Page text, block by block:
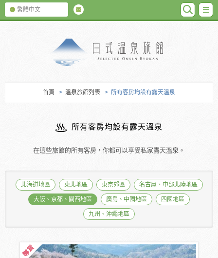
繁體中文
首頁 > 溫泉旅館列表 > 所有客房均設有露天溫泉
所有客房均設有露天溫泉
在這些旅館的所有客房，你都可以享受私家露天溫泉。
北海道地區 東北地區 東京郊區 名古屋、中部北陸地區
大阪、京都、關西地區 廣島、中國地區 四國地區
九州、沖繩地區